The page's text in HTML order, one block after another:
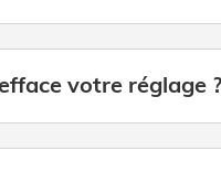
votre réglage ?